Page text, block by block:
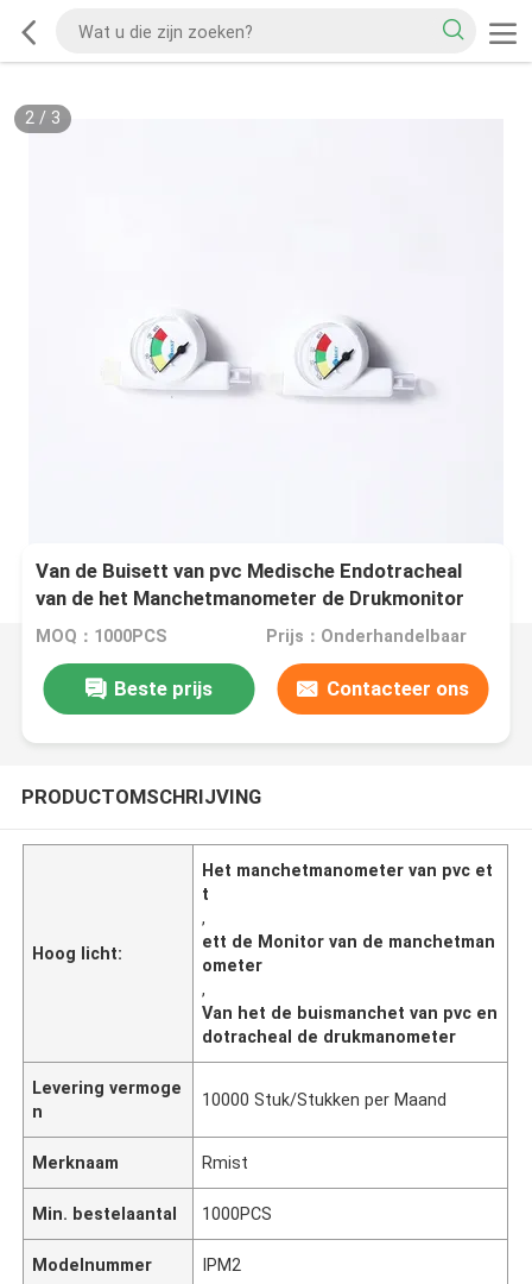
2/ 3
Van de Buisett van pvc Medische Endotracheal
van de het Manchetmanometer de Drukmonitor
MOQ：1000PCS Prijs：Onderhandelbaar
Beste prijs Contacteer ons
PRODUCTOMSCHRIJVING
Hoog licht:
Het manchetmanometer van pvc et
t
,
ett de Monitor van de manchetman
ometer
,
Van het de buismanchet van pvc en
dotracheal de drukmanometer
Levering vermoge
n
10000 Stuk/Stukken per Maand
Merknaam Rmist
Min. bestelaantal 1000PCS
Modelnummer IPM2